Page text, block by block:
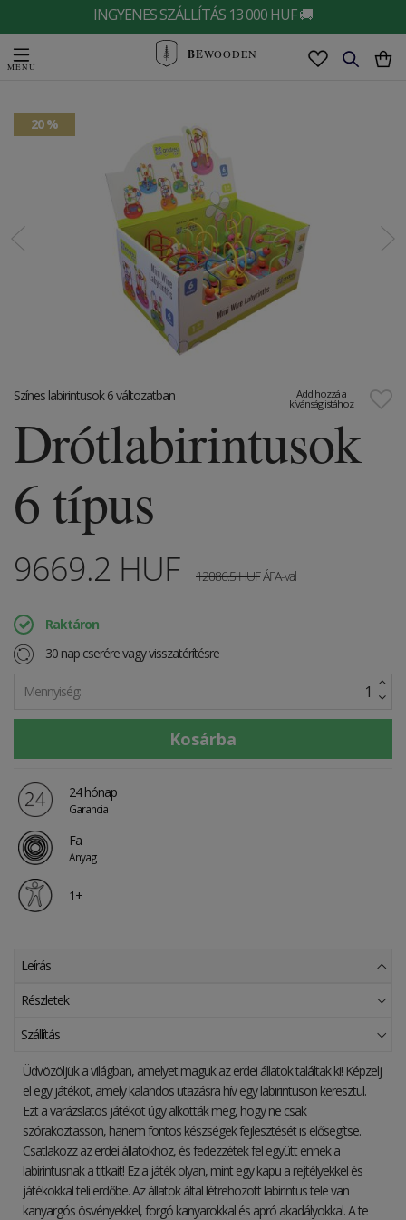
INGYENES SZÁLLÍTÁS 13 000 HUF 🚚
BEWOODEN
20 %
Add hozzá a
kívánságlistához
Színes labirintusok 6 változatban
Drótlabirintusok
6 típus
9669.2 HUF 12086.5HUFÁFA-val
Raktáron
30 nap cserére vagy visszatérítésre
Mennyiség:
24 hónap
Garancia
Fa
Anyag
1+
Leírás
Részletek
Szállítás
Üdvözöljük a világban, amelyet maguk az erdei állatok találtak ki! Képzelj
el egy játékot, amely kalandos utazásra hív egy labirintuson keresztül.
Ezt a varázslatos játékot úgy alkották meg, hogy ne csak
szórakoztasson, hanem fontos készségek fejlesztését is elősegítse.
Csatlakozz az erdei állatokhoz, és fedezzétek fel együtt ennek a
labirintusnak a titkait! Ez a játék olyan, mint egy kapu a rejtélyekkel és
játékokkal teli erdőbe. Az állatok által létrehozott labirintus tele van
kanyargós ösvényekkel, forgó kanyarokkal és apró akadályokkal. A te